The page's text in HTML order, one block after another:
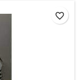
favorite_border